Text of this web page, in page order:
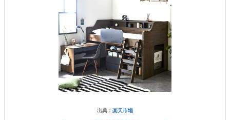
出典： 楽天市場